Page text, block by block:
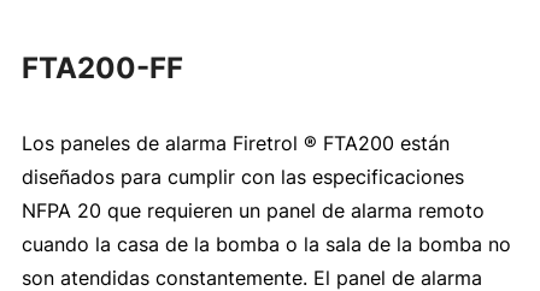
FTA200-FF
Los paneles de alarma Firetrol ® FTA200 están
diseñados para cumplir con las especificaciones
NFPA 20 que requieren un panel de alarma remoto
cuando la casa de la bomba o la sala de la bomba no
son atendidas constantemente. El panel de alarma